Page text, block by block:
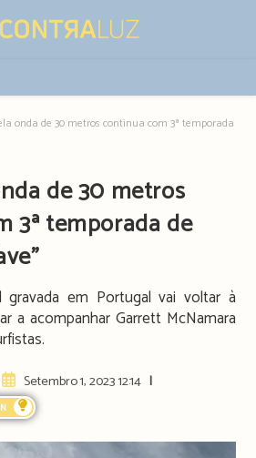
onda de 30 metros continua com 3ª temporada de
de 30 metros
3ª temporada de
gravada em Portugal vai voltar à
a acompanhar Garrett McNamara
Artigo
publicado:
Setembro 1, 2023 12:14